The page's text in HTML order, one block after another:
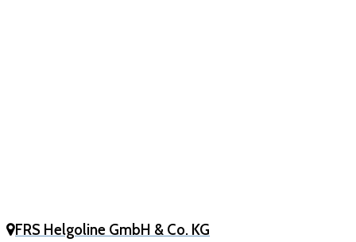
FRS Helgoline GmbH & Co. KG